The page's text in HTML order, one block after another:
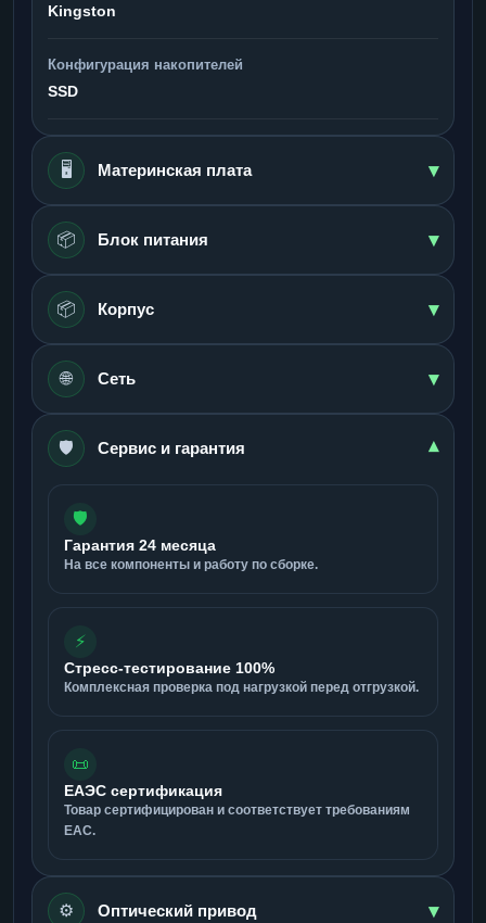
Kingston
Конфигурация накопителей
SSD
🖥️ Материнская плата ▾
📦 Блок питания ▾
📦 Корпус ▾
🌐 Сеть ▾
🛡️ Сервис и гарантия ▾
🛡️
Гарантия 24 месяца
На все компоненты и работу по сборке.
⚡
Стресс-тестирование 100%
Комплексная проверка под нагрузкой перед отгрузкой.
📜
ЕАЭС сертификация
Товар сертифицирован и соответствует требованиям
ЕАС.
⚙️ Оптический привод ▾